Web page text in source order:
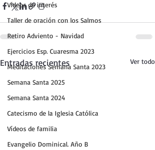
Vídeos de interés
Taller de oración con los Salmos
Retiro Adviento - Navidad
Ejercicios Esp. Cuaresma 2023
Meditaciones Semana Santa 2023
Semana Santa 2025
Semana Santa 2024
Catecismo de la Iglesia Católica
Vídeos de familia
Evangelio Dominical. Año B
Entradas recientes Ver todo